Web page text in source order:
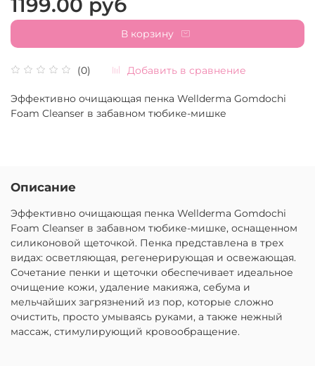
(0) Добавить в сравнение
1199.00 руб
В корзину
Эффективно очищающая пенка Wellderma Gomdochi
Foam Cleanser в забавном тюбике-мишке
Описание
Эффективно очищающая пенка Wellderma Gomdochi
Foam Cleanser в забавном тюбике-мишке, оснащенном
силиконовой щеточкой. Пенка представлена в трех
видах: осветляющая, регенерирующая и освежающая.
Сочетание пенки и щеточки обеспечивает идеальное
очищение кожи, удаление макияжа, себума и
мельчайших загрязнений из пор, которые сложно
очистить, просто умываясь руками, а также нежный
массаж, стимулирующий кровообращение.